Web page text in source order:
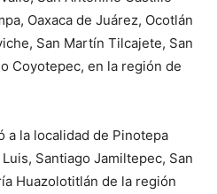
Oaxaca de Juárez, Ocotlán
San Martín Tilcajete, San
Coyotepec, en la región de
a la localidad de Pinotepa
Santiago Jamiltepec, San
Huazolotitlán de la región